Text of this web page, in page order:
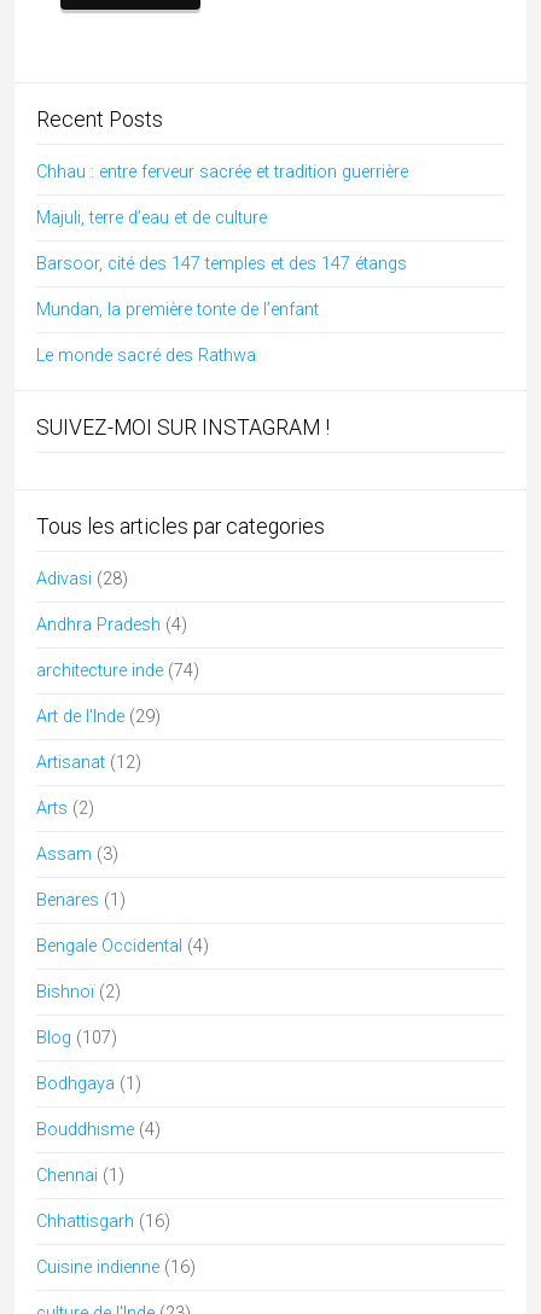
Recent Posts
Chhau : entre ferveur sacrée et tradition guerrière
Majuli, terre d’eau et de culture
Barsoor, cité des 147 temples et des 147 étangs
Mundan, la première tonte de l’enfant
Le monde sacré des Rathwa
SUIVEZ-MOI SUR INSTAGRAM !
Tous les articles par categories
Adivasi (28)
Andhra Pradesh (4)
architecture inde (74)
Art de l'Inde (29)
Artisanat (12)
Arts (2)
Assam (3)
Benares (1)
Bengale Occidental (4)
Bishnoï(2)
Blog (107)
Bodhgaya (1)
Bouddhisme (4)
Chennai (1)
Chhattisgarh (16)
Cuisine indienne (16)